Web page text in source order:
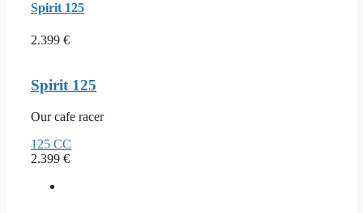
Spirit 125
2.399 €
Spirit 125
Our cafe racer
125 CC
2.399 €